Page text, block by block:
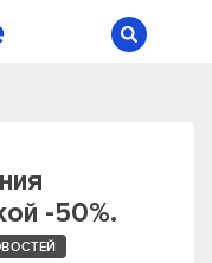
-50%.